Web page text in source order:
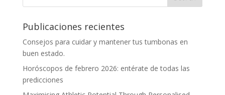
Publicaciones recientes
Consejos para cuidar y mantener tus tumbonas en
buen estado.
Horóscopos de febrero 2026: entérate de todas las
predicciones